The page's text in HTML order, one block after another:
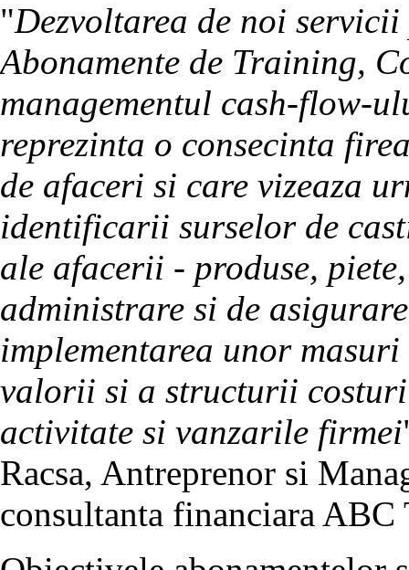
"Dezvoltarea de noi
Abonamente de Training,
managementul cash-flow-
reprezinta o consecinta
de afaceri si care vizeaza
identificarii surselor de
ale afacerii - produse,
administrare si de
implementarea unor
valorii si a structurii
activitate si vanzarile firmei
Racsa, Antreprenor si
consultanta financiara